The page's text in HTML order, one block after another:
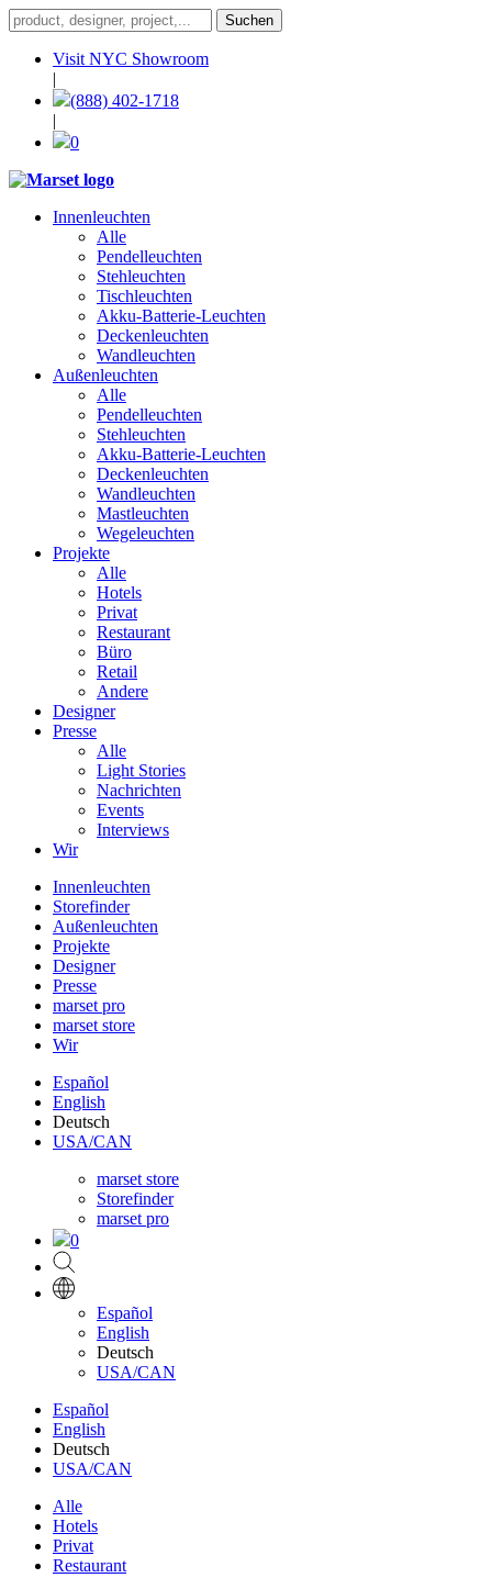
Visit NYC Showroom
|
(888) 402-1718
|
0
Innenleuchten
Alle
Pendelleuchten
Stehleuchten
Tischleuchten
Akku-Batterie-Leuchten
Deckenleuchten
Wandleuchten
Außenleuchten
Alle
Pendelleuchten
Stehleuchten
Akku-Batterie-Leuchten
Deckenleuchten
Wandleuchten
Mastleuchten
Wegeleuchten
Projekte
Alle
Hotels
Privat
Restaurant
Büro
Retail
Andere
Designer
Presse
Alle
Light Stories
Nachrichten
Events
Interviews
Wir
Innenleuchten
Storefinder
Außenleuchten
Projekte
Designer
Presse
marset pro
marset store
Wir
Español
English
Deutsch
USA/CAN
marset store
Storefinder
marset pro
0
Español
English
Deutsch
USA/CAN
Español
English
Deutsch
USA/CAN
Alle
Hotels
Privat
Restaurant